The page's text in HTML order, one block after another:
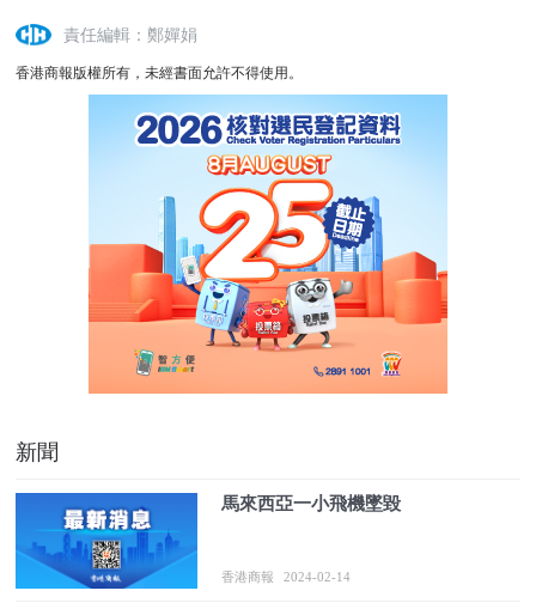
責任編輯：鄭嬋娟
香港商報版權所有，未經書面允許不得使用。
新聞
馬來西亞一小飛機墜毀
香港商報 2024-02-14